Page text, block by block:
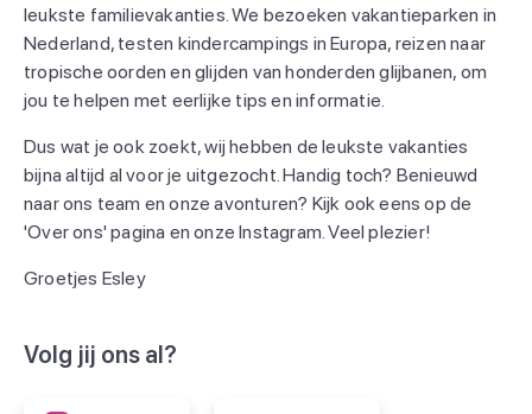
leukste familievakanties. We bezoeken vakantieparken in
Nederland, testen kindercampings in Europa, reizen naar
tropische oorden en glijden van honderden glijbanen, om
jou te helpen met eerlijke tips en informatie.
Dus wat je ook zoekt, wij hebben de leukste vakanties
bijna altijd al voor je uitgezocht. Handig toch? Benieuwd
naar ons team en onze avonturen? Kijk ook eens op de
'Over ons' pagina en onze Instagram. Veel plezier!
Groetjes Esley
Volg jij ons al?